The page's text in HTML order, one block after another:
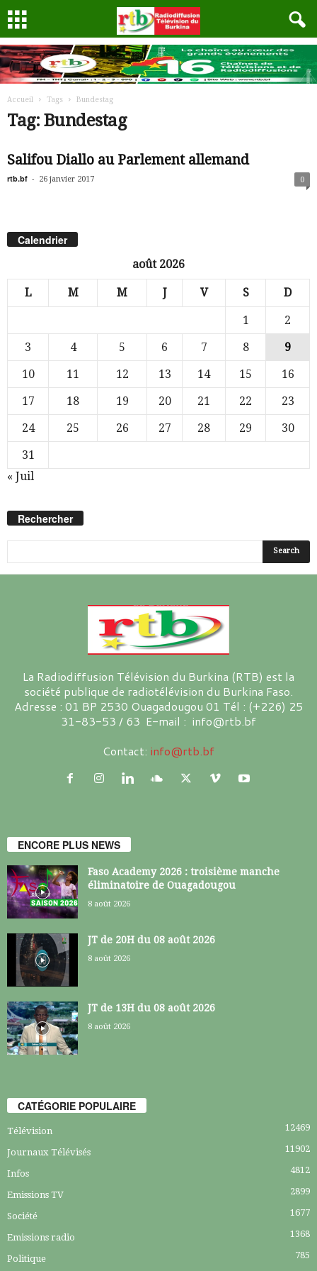
Accueil Tags Bundestag
Tag: Bundestag
Salifou Diallo au Parlement allemand
rtb.bf - 26 janvier 2017 0
Calendrier
août 2026
L M M J V S D
1
2
3
4 5 6 7 8
9
10
11 12 13 14 15
16
17
18 19 20 21 22
23
24
25 26 27 28 29
30
31
« Juil
Rechercher
La Radiodiffusion Télévision du Burkina (RTB) est la
société publique de radiotélévision du Burkina Faso.
Adresse : 01 BP 2530 Ouagadougou 01 Tél : (+226) 25
31-83-53 / 63 E-mail : info@rtb.bf
Contact: info@rtb.bf
ENCORE PLUS NEWS
Faso Academy 2026 : troisième manche
éliminatoire de Ouagadougou
8 août 2026
JT de 20H du 08 août 2026
8 août 2026
JT de 13H du 08 août 2026
8 août 2026
CATÉGORIE POPULAIRE
Télévision 12469
Journaux Télévisés 11902
Infos 4812
Emissions TV 2899
Société 1677
Emissions radio 1368
Politique 785